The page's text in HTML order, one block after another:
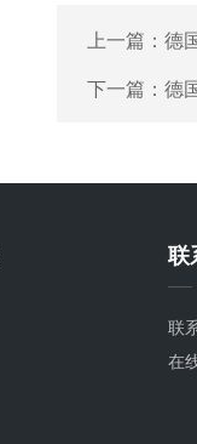
上一篇： 德
下一篇： 德
联
联
在